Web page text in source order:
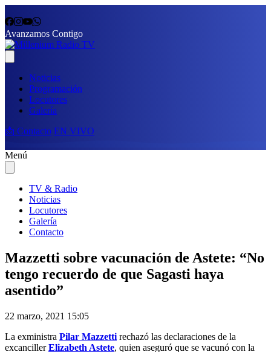
Avanzamos Contigo
Noticias
Programación
Locutores
Galería
📩 Contacto EN VIVO
Menú
TV & Radio
Noticias
Locutores
Galería
Contacto
Mazzetti sobre vacunación de Astete: “No
tengo recuerdo de que Sagasti haya
asentido”
22 marzo, 2021 15:05
La exministra Pilar Mazzetti rechazó las declaraciones de la
excancillerElizabeth Astete, quien aseguró que se vacunó con la